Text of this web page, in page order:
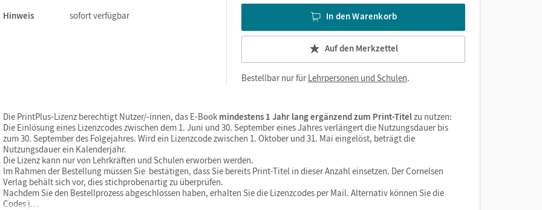
Hinweis
sofort verfügbar In den Warenkorb
Auf den Merkzettel
Bestellbar nur fürLehrpersonen und Schulen.
Die PrintPlus-Lizenz berechtigt Nutzer/-innen, das E-Book mindestens 1 Jahr lang ergänzend zum Print-Titelzu nutzen:
Die Einlösung eines Lizenzcodes zwischen dem 1. Juni und 30. September eines Jahres verlängert die Nutzungsdauer bis
zum 30. September des Folgejahres. Wird ein Lizenzcode zwischen 1. Oktober und 31. Mai eingelöst, beträgt die
Nutzungsdauer ein Kalenderjahr.
Die Lizenz kann nur von Lehrkräften und Schulen erworben werden.
Im Rahmen der Bestellung müssen Sie bestätigen, dass Sie bereits Print-Titel in dieser Anzahl einsetzen. Der Cornelsen
Verlag behält sich vor, dies stichprobenartig zu überprüfen.
Nachdem Sie den Bestellprozess abgeschlossen haben, erhalten Sie die Lizenzcodes per Mail. Alternativ können Sie die
Codes j…